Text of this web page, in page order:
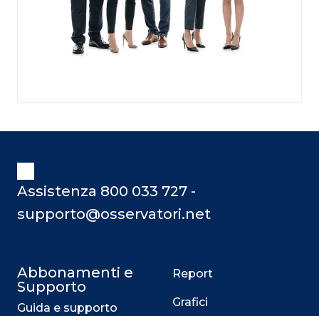
Assistenza 800 033 727 -
supporto@osservatori.net
Abbonamenti e
Supporto
Guida e supporto
Report
Grafici